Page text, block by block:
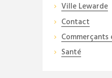
Ville Lewarde
Contact
Santé